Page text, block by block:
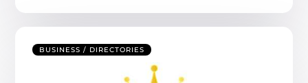
BUSINESS / DIRECTORIES